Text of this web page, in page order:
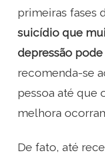
primeiras fases
suicídio que
depressão
recomenda-se
pessoa até que
melhora
De fato, até